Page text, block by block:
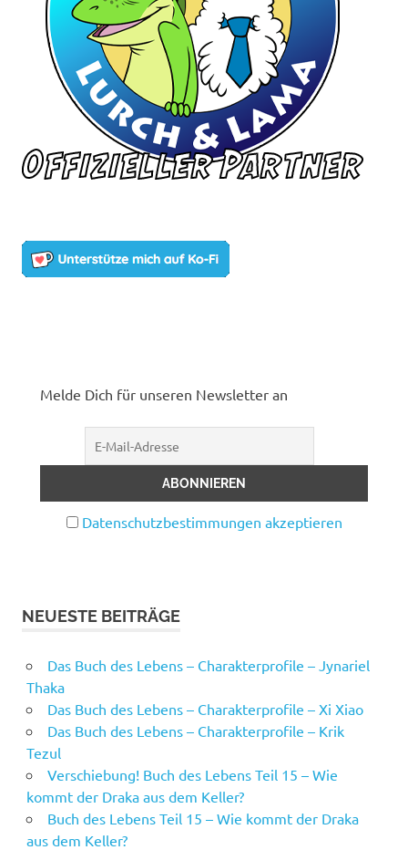
Melde Dich für unseren Newsletter an
Datenschutzbestimmungen akzeptieren
NEUESTE BEITRÄGE
Das Buch des Lebens – Charakterprofile – Jynariel
Thaka
Das Buch des Lebens – Charakterprofile – Xi Xiao
Das Buch des Lebens – Charakterprofile – Krik
Tezul
Verschiebung! Buch des Lebens Teil 15 – Wie
kommt der Draka aus dem Keller?
Buch des Lebens Teil 15 – Wie kommt der Draka
aus dem Keller?